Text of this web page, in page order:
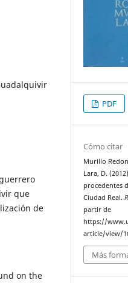
que
de
on the
PDF
Cómo citar
Murillo
Lara, D.
procedentes
Ciudad Real.
partir de
https://
article/view/
Más